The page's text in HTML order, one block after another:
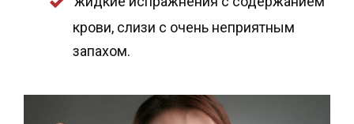
крови, слизи с очень неприятным
запахом.